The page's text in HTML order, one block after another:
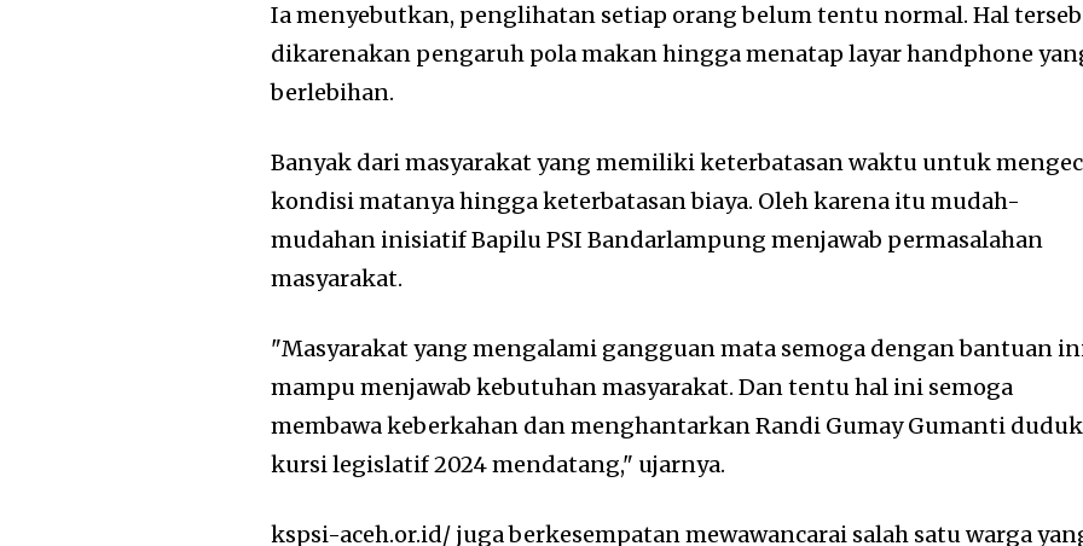
Ia menyebutkan, penglihatan setiap orang belum tentu normal. Hal
dikarenakan pengaruh pola makan hingga menatap layar handphone
berlebihan.
Banyak dari masyarakat yang memiliki keterbatasan waktu untuk
kondisi matanya hingga keterbatasan biaya. Oleh karena itu mudah-
mudahan inisiatif Bapilu PSI Bandarlampung menjawab permasalahan
masyarakat.
"Masyarakat yang mengalami gangguan mata semoga dengan bantuan
mampu menjawab kebutuhan masyarakat. Dan tentu hal ini semoga
membawa keberkahan dan menghantarkan Randi Gumay Gumanti
kursi legislatif 2024 mendatang," ujarnya.
kspsi-aceh.or.id/ juga berkesempatan mewawancarai salah satu warga